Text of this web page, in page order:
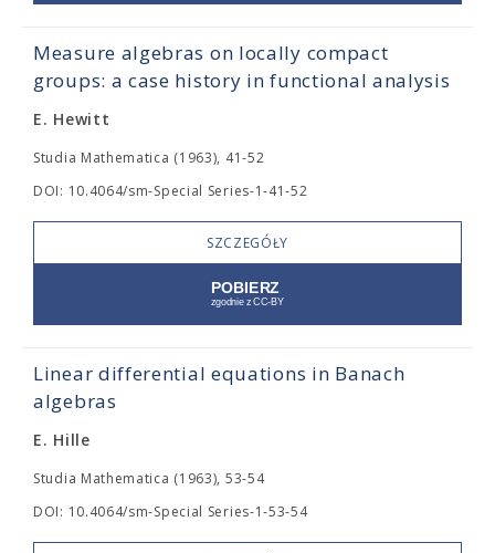
Measure algebras on locally compact
groups: a case history in functional analysis
E. Hewitt
Studia Mathematica (1963), 41-52
DOI: 10.4064/sm-Special Series-1-41-52
SZCZEGÓŁY
Linear differential equations in Banach
algebras
E. Hille
Studia Mathematica (1963), 53-54
DOI: 10.4064/sm-Special Series-1-53-54